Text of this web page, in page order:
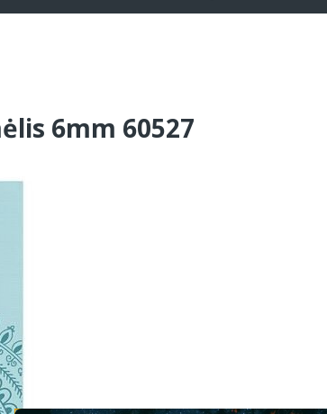
6mm 60527